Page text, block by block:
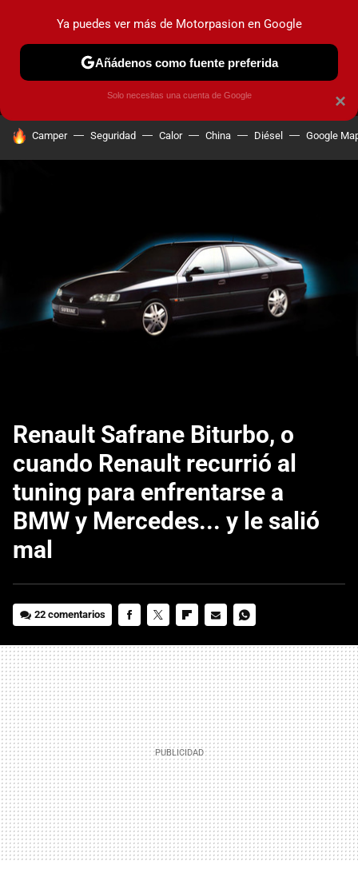
MENÚ NUEVO
COCHES ELÉCTRICOS OBSERVATORIO
HOY SE HABLA DE
Camper Seguridad Calor China Diésel Google
Renault Safrane Biturbo, o
cuando Renault recurrió al
tuning para enfrentarse a
BMW y Mercedes... y le salió
mal
22 comentarios
MAIL
×
Ya puedes ver más de Motorpasion en Google
Añádenos como fuente preferida
Solo necesitas una cuenta de Google